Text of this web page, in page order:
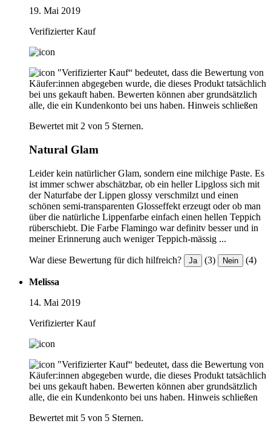
19. Mai 2019
Verifizierter Kauf
"Verifizierter Kauf“ bedeutet, dass die Bewertung von
Käufer:innen abgegeben wurde, die dieses Produkt tatsächlich
bei uns gekauft haben. Bewerten können aber grundsätzlich
alle, die ein Kundenkonto bei uns haben. Hinweis schließen
Bewertet mit 2 von 5 Sternen.
Natural Glam
Leider kein natürlicher Glam, sondern eine milchige Paste. Es
ist immer schwer abschätzbar, ob ein heller Lipgloss sich mit
der Naturfabe der Lippen glossy verschmilzt und einen
schönen semi-transparenten Glosseffekt erzeugt oder ob man
über die natürliche Lippenfarbe einfach einen hellen Teppich
rüberschiebt. Die Farbe Flamingo war definitv besser und in
meiner Erinnerung auch weniger Teppich-mässig ...
War diese Bewertung für dich hilfreich? Ja (3) Nein (4)
Melissa
14. Mai 2019
Verifizierter Kauf
"Verifizierter Kauf“ bedeutet, dass die Bewertung von
Käufer:innen abgegeben wurde, die dieses Produkt tatsächlich
bei uns gekauft haben. Bewerten können aber grundsätzlich
alle, die ein Kundenkonto bei uns haben. Hinweis schließen
Bewertet mit 5 von 5 Sternen.